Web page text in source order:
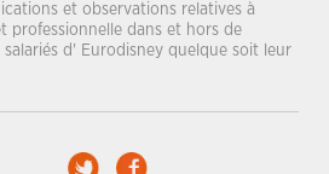
et observations relatives à
professionnelle dans et hors de
d' Eurodisney quelque soit leur